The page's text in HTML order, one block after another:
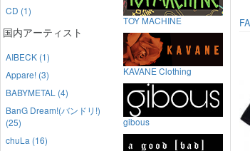
CD (1)
国内アーティスト
AIBECK (1)
Appare! (3)
BABYMETAL (4)
BanG Dream!(バンドリ!)
(25)
chuLa (16)
TOY MACHINE
KAVANE Clothing
gibous